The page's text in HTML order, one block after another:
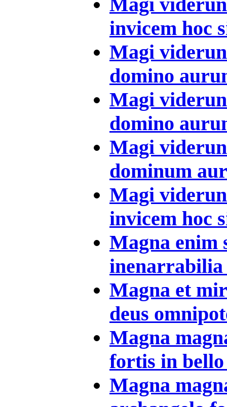
invicem hoc
Magi
domino
Magi
domino
Magi
dominum
Magi
invicem hoc
Magna enim
inenarrabilia
Magna et
deus
Magna
fortis in
Magna